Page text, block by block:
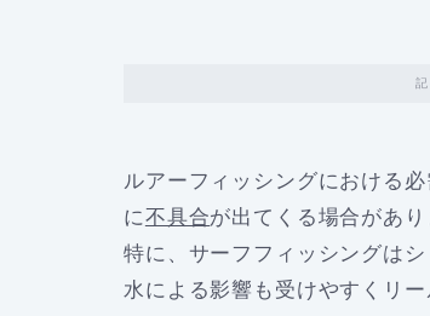
ルアーフィッシングにおける
に不具合が出てくる場合があり
特に、サーフフィッシングは
水による影響も受けやすくリ